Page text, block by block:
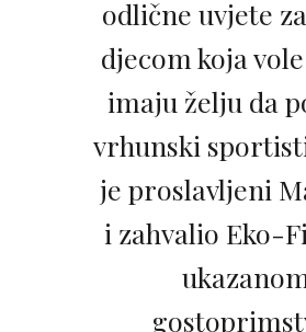
odlične uvjete
djecom koja
imaju želju da
vrhunski
je proslavljeni
i zahvalio Eko-